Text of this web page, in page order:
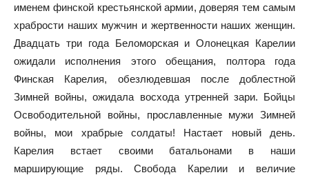
именем финской крестьянской армии, доверяя тем самым
храбрости наших мужчин и жертвенности наших женщин.
Двадцать три года Беломорская и Олонецкая Карелии
ожидали исполнения этого обещания, полтора года
Финская Карелия, обезлюдевшая после доблестной
Зимней войны, ожидала восхода утренней зари. Бойцы
Освободительной войны, прославленные мужи Зимней
войны, мои храбрые солдаты! Настает новый день.
Карелия встает своими батальонами в наши
марширующие ряды. Свобода Карелии и величие